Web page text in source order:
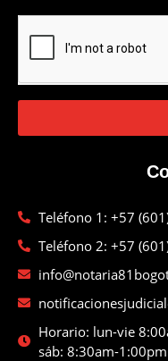
Teléfono 1: +57
Teléfono 2: +57
Horario: lun-vie
sáb: 8:30am-1:00pm